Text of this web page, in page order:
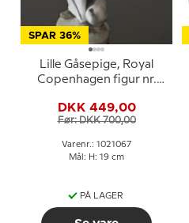
SPAR 36%
Lille Gåsepige, Royal
Copenhagen figur nr.
DKK 449,00
Før: DKK 700,00
Varenr.: 1021067
Mål: H: 19 cm
PÅ LAGER